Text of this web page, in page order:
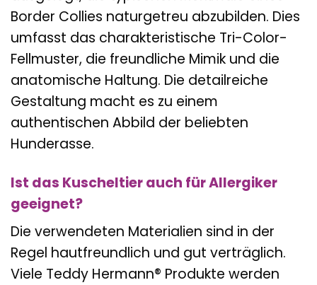
Border Collies naturgetreu abzubilden. Dies
umfasst das charakteristische Tri-Color-
Fellmuster, die freundliche Mimik und die
anatomische Haltung. Die detailreiche
Gestaltung macht es zu einem
authentischen Abbild der beliebten
Hunderasse.
Ist das Kuscheltier auch für Allergiker
geeignet?
Die verwendeten Materialien sind in der
Regel hautfreundlich und gut verträglich.
Viele Teddy Hermann® Produkte werden